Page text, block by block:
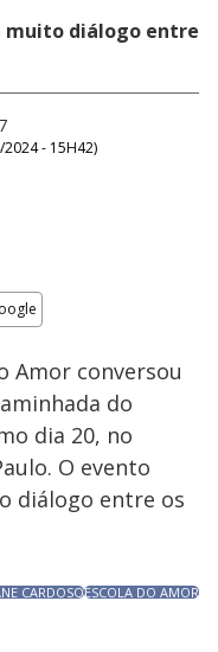
muito diálogo entre
- 15H42)
Amor conversou
do
dia 20, no
O evento
diálogo entre os
CARDOSOESCOLA DO AMOR